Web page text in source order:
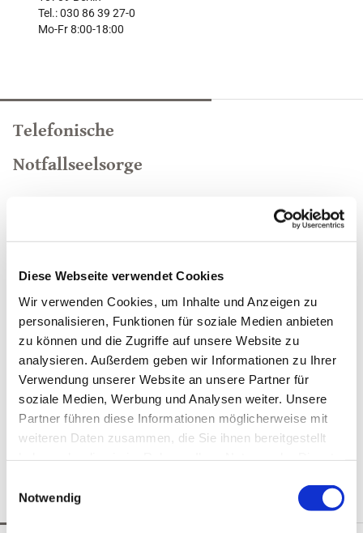
Diese Webseite verwendet Cookies
Wir verwenden Cookies, um Inhalte und Anzeigen zu
personalisieren, Funktionen für soziale Medien anbieten
zu können und die Zugriffe auf unsere Website zu
analysieren. Außerdem geben wir Informationen zu Ihrer
Verwendung unserer Website an unsere Partner für
soziale Medien, Werbung und Analysen weiter. Unsere
Partner führen diese Informationen möglicherweise mit
weiteren Daten zusammen, die Sie ihnen bereitgestellt
n
Notwendig
Tel.: 030 86 39 27-0
Mo-Fr 8:00-18:00
Telefonische
Notfallseelsorge
Ihnen geschulte Menschen zur Seite, die Sie in dieser
Krisensituation begleiten.
Telefonseelsorge (24 h)
Tel.: 0800 111 01 11 (gebührenfrei) oder 0800 111 02 22
(gebührenfrei)
Internet:www.telefonseelsorge-berlin-brandenburg.de
Notfalltelefon für pflegende Angehörige
Tel.: 030 69 59 89 89 (Sprechzeiten: Mo, Mi, Fr 10-12 Uhr;
Di 14-16 Uhr)